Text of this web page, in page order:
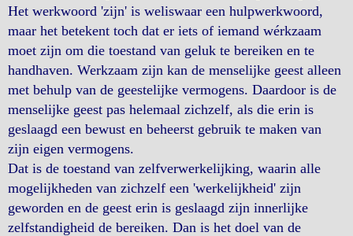
Het werkwoord 'zijn' is weliswaar een hulpwerkwoord,
maar het betekent toch dat er iets of iemand wérkzaam
moet zijn om die toestand van geluk te bereiken en te
handhaven. Werkzaam zijn kan de menselijke geest alleen
met behulp van de geestelijke vermogens. Daardoor is de
menselijke geest pas helemaal zichzelf, als die erin is
geslaagd een bewust en beheerst gebruik te maken van
zijn eigen vermogens.
Dat is de toestand van zelfverwerkelijking, waarin alle
mogelijkheden van zichzelf een 'werkelijkheid' zijn
geworden en de geest erin is geslaagd zijn innerlijke
zelfstandigheid de bereiken. Dan is het doel van de